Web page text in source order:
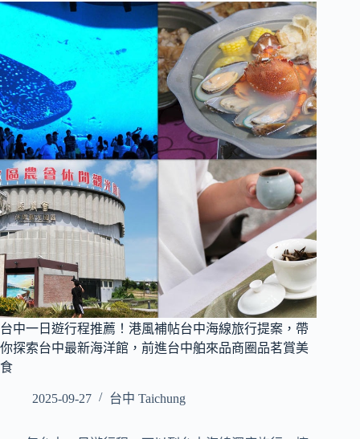
台中一日遊行程推薦！港風補帖台中海線旅行提案，帶
你探索台中最新海洋館，前進台中舶來品商圈品茗賞美
食
2025-09-27 台中 Taichung